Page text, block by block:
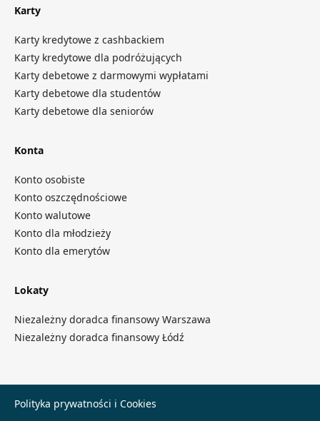
Karty
Karty kredytowe z cashbackiem
Karty kredytowe dla podróżujących
Karty debetowe z darmowymi wypłatami
Karty debetowe dla studentów
Karty debetowe dla seniorów
Konta
Konto osobiste
Konto oszczędnościowe
Konto walutowe
Konto dla młodzieży
Konto dla emerytów
Lokaty
Niezależny doradca finansowy Warszawa
Niezależny doradca finansowy Łódź
Polityka prywatności i Cookies